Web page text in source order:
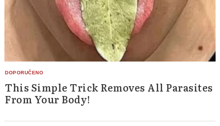
This Simple Trick Removes All Parasites
From Your Body!